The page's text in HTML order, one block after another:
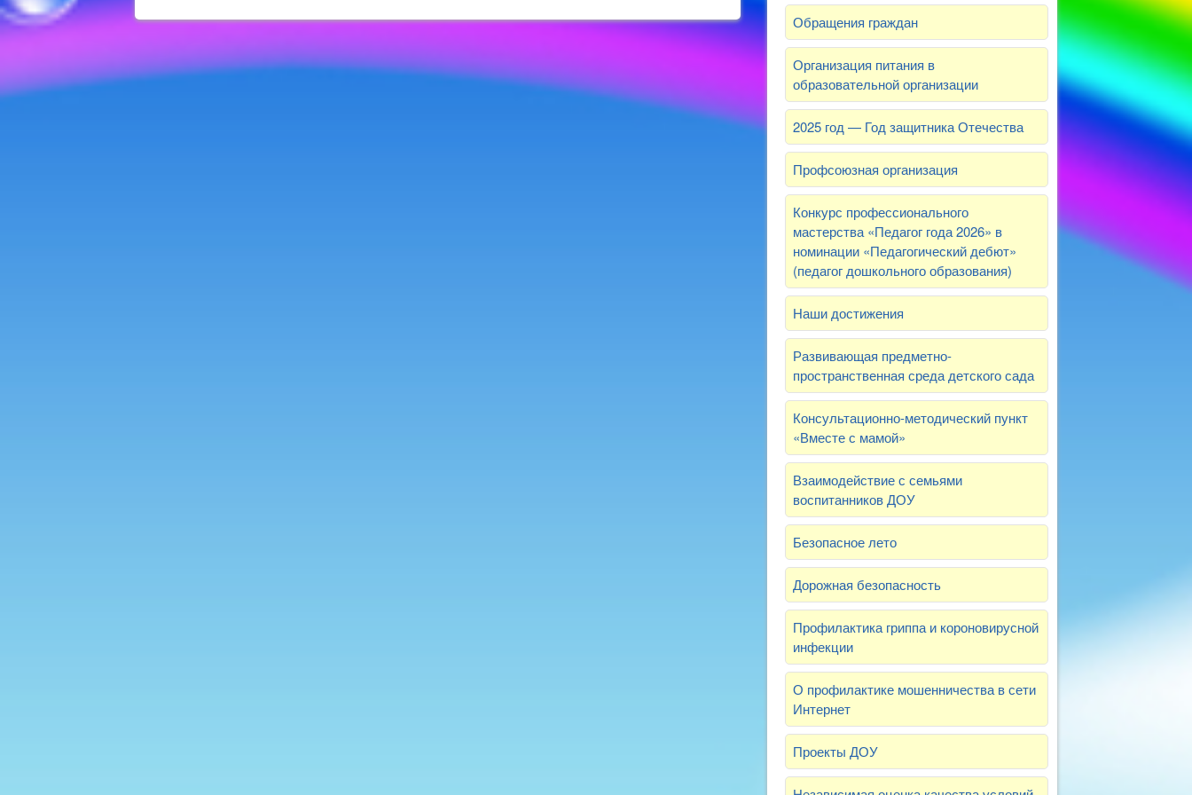
Обращения граждан
Организация питания в
образовательной организации
2025 год — Год защитника Отечества
Профсоюзная организация
Конкурс профессионального
мастерства «Педагог года 2026» в
номинации «Педагогический дебют»
(педагог дошкольного образования)
Наши достижения
Развивающая предметно-
пространственная среда детского сада
Консультационно-методический пункт
«Вместе с мамой»
Взаимодействие с семьями
воспитанников ДОУ
Безопасное лето
Дорожная безопасность
Профилактика гриппа и короновирусной
инфекции
О профилактике мошенничества в сети
Интернет
Проекты ДОУ